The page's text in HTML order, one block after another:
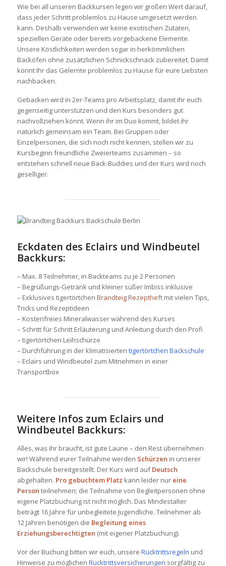
Wie bei all unseren Backkursen legen wir großen Wert darauf,
dass jeder Schritt problemlos zu Hause umgesetzt werden
kann. Deshalb verwenden wir keine exotischen Zutaten,
speziellen Geräte oder bereits vorgebackene Elemente.
Unsere Köstlichkeiten werden sogar in herkömmlichen
Backöfen ohne zusätzlichen Schnickschnack zubereitet. Damit
könnt Ihr das Gelernte problemlos zu Hause für eure Liebsten
nachbacken.
Gebacken wird in 2er-Teams pro Arbeitsplatz, damit ihr euch
gegenseitig unterstützen und den Kurs besonders gut
nachvollziehen könnt. Wenn ihr im Duo kommt, bildet ihr
natürlich gemeinsam ein Team. Bei Gruppen oder
Einzelpersonen, die sich noch nicht kennen, stellen wir zu
Kursbeginn freundliche Zweierteams zusammen – so
entstehen schnell neue Back-Buddies und der Kurs wird noch
geselliger.
Eckdaten des Eclairs und Windbeutel
Backkurs:
– Max. 8 Teilnehmer, in Backteams zu je 2 Personen
– Begrüßungs-Getränk und kleiner süßer Imbiss inklusive
– Exklusives tigertörtchen Brandteig Rezeptheftmit vielen Tips,
Tricks und Rezeptideen
– Kostenfreies Mineralwasser während des Kurses
– Schritt für Schritt Erläuterung und Anleitung durch den Profi
– tigertörtchen Leihschürze
– Durchführung in der klimatisierten tigertörtchen Backschule
– Eclairs und Windbeutel zum Mitnehmen in einer
Transportbox
Weitere Infos zum Eclairs und
Windbeutel Backkurs:
Alles, was ihr braucht, ist gute Laune – den Rest übernehmen
wir! Während eurer Teilnahme werden Schürzen in unserer
Backschule bereitgestellt. Der Kurs wird aufDeutsch
abgehalten. Pro gebuchtem Platz kann leider nur eine
Person teilnehmen; die Teilnahme von Begleitpersonen ohne
eigene Platzbuchung ist nicht möglich. Das Mindestalter
beträgt 16 Jahre für unbegleitete Jugendliche. Teilnehmer ab
12 Jahren benötigen die Begleitung eines
Erziehungsberechtigten (mit eigener Platzbuchung).
Vor der Buchung bitten wir euch, unsere Rücktrittsregeln und
Hinweise zu möglichen Rücktrittsversicherungen sorgfältig zu